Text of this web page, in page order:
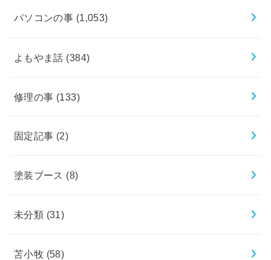
パソコンの事 (1,053)
よもやま話 (384)
修理の事 (133)
固定記事 (2)
塗装ブース (8)
未分類 (31)
苫小牧 (58)